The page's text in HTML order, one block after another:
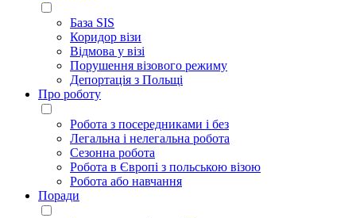
База SIS
Коридор візи
Відмова у візі
Порушення візового режиму
Депортація з Польщі
Про роботу
Робота з посередниками і без
Легальна і нелегальна робота
Сезонна робота
Робота в Європі з польською візою
Робота або навчання
Поради